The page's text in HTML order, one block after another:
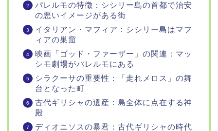
パレルモの特徴：シシリー島の首都で治安
の悪いイメージがある街
イタリアン・マフィア：シシリー島はマフ
ィアの巣窟
映画「ゴッド・ファーザー」の関連：マッ
シモ劇場がパレルモにある
シラクーサの重要性：「走れメロス」の舞
台となった町
古代ギリシャの遺産：島全体に点在する神
殿
ディオニソスの暴君：古代ギリシャの時代